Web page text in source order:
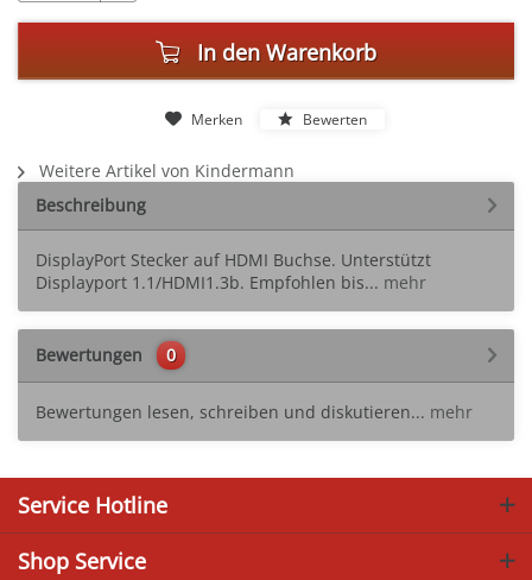
In den Warenkorb
Merken Bewerten
Weitere Artikel von Kindermann
Beschreibung
DisplayPort Stecker auf HDMI Buchse. Unterstützt
Displayport 1.1/HDMI1.3b. Empfohlen bis... mehr
Bewertungen 0
Bewertungen lesen, schreiben und diskutieren... mehr
Service Hotline
Shop Service